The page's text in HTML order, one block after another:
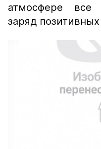
атмосфере все
заряд